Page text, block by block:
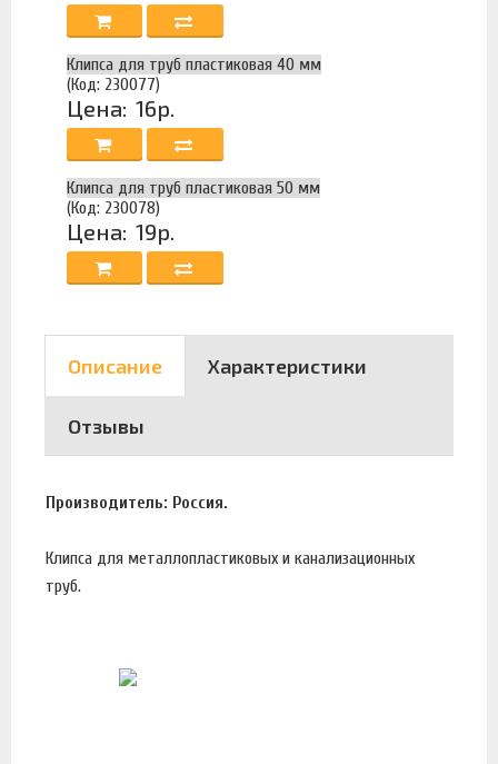
Клипса для труб пластиковая 40 мм
(Код: 230077)
Цена: 16р.
Клипса для труб пластиковая 50 мм
(Код: 230078)
Цена: 19р.
Описание Характеристики
Отзывы
Производитель: Россия.
Клипса для металлопластиковых и канализационных
труб.